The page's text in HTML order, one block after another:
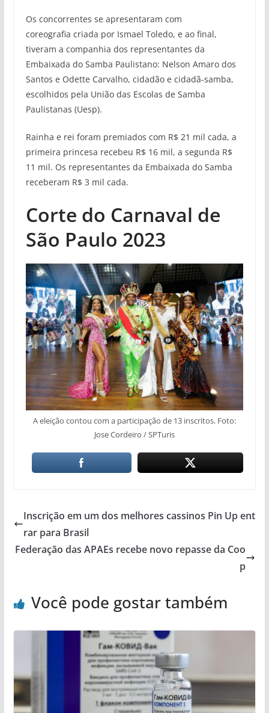
Os concorrentes se apresentaram com
coreografia criada por Ismael Toledo, e ao final,
tiveram a companhia dos representantes da
Embaixada do Samba Paulistano: Nelson Amaro dos
Santos e Odette Carvalho, cidadão e cidadã-samba,
escolhidos pela União das Escolas de Samba
Paulistanas (Uesp).
Rainha e rei foram premiados com R$ 21 mil cada, a
primeira princesa recebeu R$ 16 mil, a segunda R$
11 mil. Os representantes da Embaixada do Samba
receberam R$ 3 mil cada.
Corte do Carnaval de
São Paulo 2023
A eleição contou com a participação de 13 inscritos. Foto:
Jose Cordeiro / SPTuris
Inscrição em um dos melhores cassinos Pin Up ent
rar para Brasil
Federação das APAEs recebe novo repasse da Coo
p
Você pode gostar também